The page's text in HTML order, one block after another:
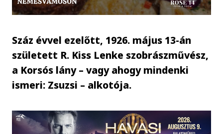
Száz évvel ezelőtt, 1926. május 13-án
született R. Kiss Lenke szobrászművész,
a Korsós lány – vagy ahogy mindenki
ismeri: Zsuzsi – alkotója.